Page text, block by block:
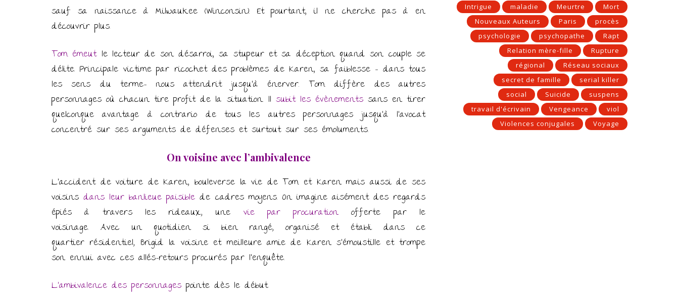
sauf sa naissance à Milwaukee (Winconsin). Et pourtant, il ne cherche pas à en
découvrir plus.
Tom émeutle lecteur de son désarroi, sa stupeur et sa déception quand son couple se
délite. Principale victime par ricochet des problèmes de Karen, sa faiblesse – dans tous
les sens du terme- nous attendrit jusqu’à énerver. Tom diffère des autres
personnages où chacun tire profit de la situation. Il subit les évènementssans en tirer
quelconque avantage à contrario de tous les autres personnages jusqu’à l’avocat
concentré sur ses arguments de défenses et surtout sur ses émoluments.
On voisine avec l’ambivalence
L’accident de voiture de Karen, bouleverse la vie de Tom et Karen mais aussi de ses
voisinsdans leur banlieue paisible de cadres moyens. On imagine aisément des regards
épiés à travers les rideaux, une vie par procurationofferte par le
voisinage. Avec un quotidien si bien rangé, organisé et établi dans ce
quartier résidentiel, Brigid la voisine et meilleure amie de Karen s’émoustille et trompe
son ennui avec ces allés-retours procurés par l’enquête.
L’ambivalence des personnages pointe dès le début.
Intrigue
maladie Meurtre
Mort
Nouveaux Auteurs
Paris
procès
psychologie
psychopathe
Rapt
Relation mère-fille
Rupture
régional
Réseau sociaux
secret de famille
serial killer
social
Suicide
suspens
travail d'écrivain
Vengeance
viol
Violences conjugales
Voyage